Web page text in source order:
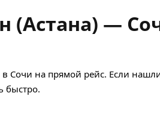
(Астана) —
Сочи на прямой рейс. Если
быстро.